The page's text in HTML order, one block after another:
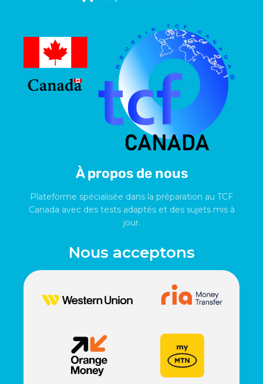
À propos de nous
Plateforme spécialisée dans la préparation au TCF
Canada avec des tests adaptés et des sujets mis à
jour.
Nous acceptons